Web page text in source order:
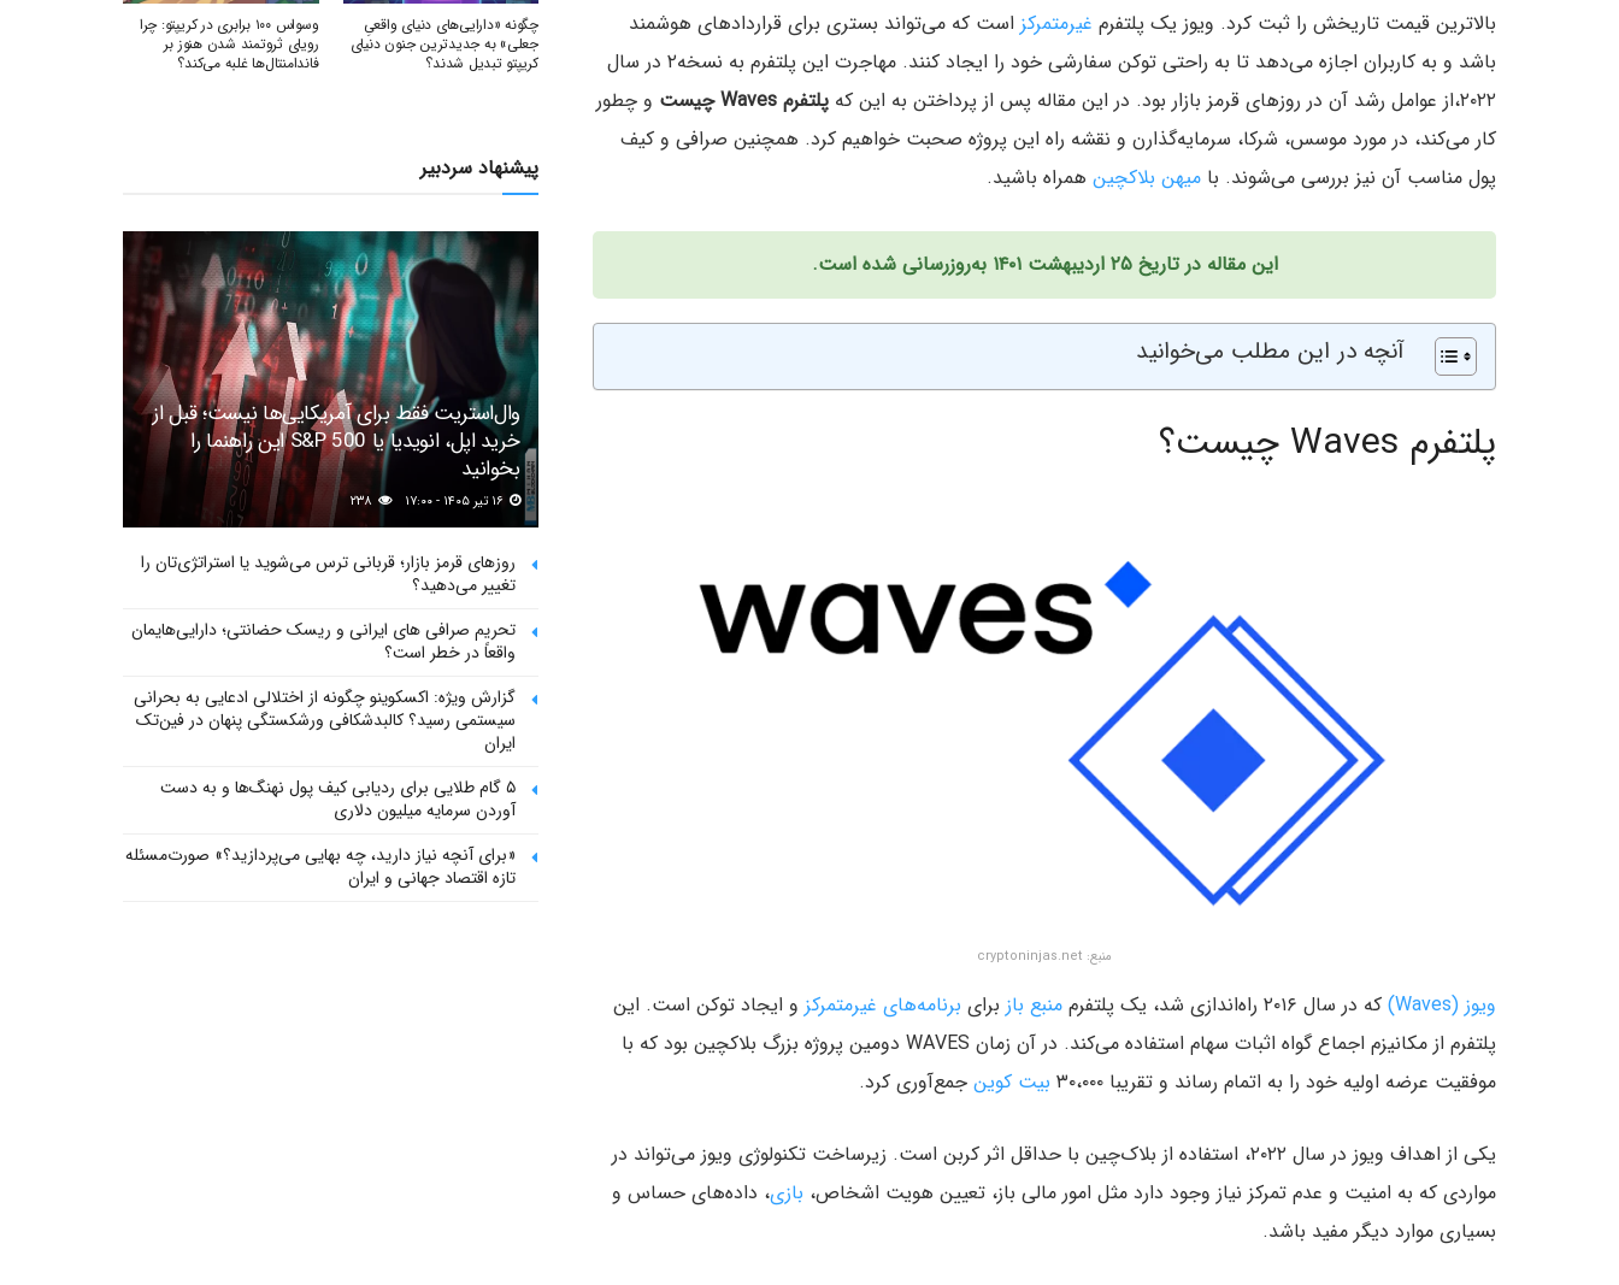
بالاترین قیمت تاریخش را ثبت کرد. ویوز یک پلتفرم غیرمتمرکز است که می‌تواند بستری برای قراردادهای هوشمند
باشد و به کاربران اجازه می‌دهد تا به راحتی توکن سفارشی خود را ایجاد کنند. مهاجرت این پلتفرم به نسخه۲ در سال
۲۰۲۲،‌از عوامل رشد آن در روزهای قرمز بازار بود. در این مقاله پس از پرداختن به این که
پلتفرم Waves چیست
و چطور
کار می‌کند، در مورد موسس، شرکا، سرمایه‌گذارن و نقشه راه این پروژه صحبت خواهیم کرد. همچنین صرافی و کیف
پول مناسب آن نیز بررسی می‌شوند. با میهن بلاکچین همراه باشید.
این مقاله در تاریخ ۲۵ اردیبهشت ۱۴۰۱ به‌روزرسانی شده است.
آنچه در این مطلب می‌خوانید
پلتفرم Waves چیست؟
منبع: cryptoninjas.net
ویوز (Waves) که در سال ۲۰۱۶ راه‌اندازی شد، یک پلتفرم منبع باز برای برنامه‌های غیرمتمرکز و ایجاد توکن است. این
پلتفرم از مکانیزم اجماع گواه اثبات سهام استفاده می‌کند. در آن زمان WAVES دومین پروژه بزرگ بلاکچین بود که با
موفقیت عرضه‌ اولیه‌ خود را به اتمام رساند و تقریبا ۳۰،۰۰۰
بیت کوین جمع‌آوری کرد.
یکی از اهداف ویوز در سال ۲۰۲۲، استفاده از بلاک‌چین با حداقل اثر کربن است. زیرساخت تکنولوژی ویوز می‌تواند در
مواردی که به امنیت و عدم تمرکز نیاز وجود دارد مثل امور مالی باز، تعیین هویت اشخاص، بازی، داده‌های حساس و
بسیاری موارد دیگر مفید باشد.
چگونه «دارایی‌های دنیای واقعیِ
جعلی» به جدیدترین جنون دنیای
کریپتو تبدیل شدند؟
وسواس ۱۰۰ برابری در کریپتو: چرا
رویای ثروتمند شدن هنوز بر
فاندامنتال‌ها غلبه می‌کند؟
پیشنهاد سردبیر
وال‌استریت فقط برای آمریکایی‌ها نیست؛ قبل از
خرید اپل، انویدیا یا S&P 500 این راهنما را
بخوانید
روزهای قرمز بازار؛ قربانی ترس می‌شوید یا استراتژی‌تان را
تغییر می‌دهید؟
تحریم صرافی های ایرانی و ریسک حضانتی؛ دارایی‌هایمان
واقعاً در خطر است؟
گزارش ویژه: اکسکوینو چگونه از اختلالی ادعایی به بحرانی
سیستمی رسید؟ کالبدشکافی ورشکستگی پنهان در فین‌تک
ایران
۵ گام طلایی برای ردیابی کیف پول‌ نهنگ‌ها و به دست
آوردن سرمایه میلیون دلاری
«برای آنچه نیاز دارید، چه بهایی می‌پردازید؟» صورت‌مسئله
تازه اقتصاد جهانی و ایران